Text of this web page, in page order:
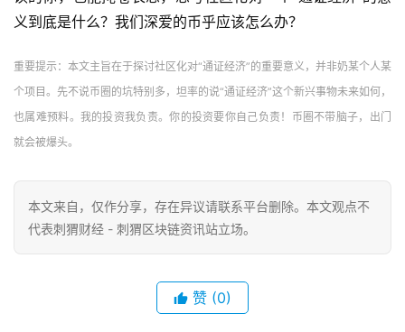
义到底是什么？我们深爱的币乎应该怎么办？
重要提示：本文主旨在于探讨社区化对“通证经济”的重要意义，并非奶某个人某
个项目。先不说币圈的坑特别多，坦率的说“通证经济”这个新兴事物未来如何，
也属难预料。我的投资我负责。你的投资要你自己负责！币圈不带脑子，出门
就会被爆头。
本文来自 ，仅作分享，存在异议请联系平台删除。本文观点不
代表刺猬财经 - 刺猬区块链资讯站立场。
赞 (0)